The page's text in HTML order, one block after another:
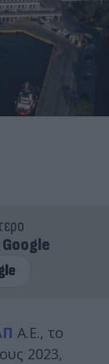
Google
Α.Ε., το
2023,